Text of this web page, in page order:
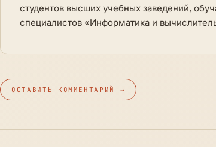
студентов высших учебных заведений,
специалистов «Информатика и
ОСТАВИТЬ КОММЕНТАРИЙ →